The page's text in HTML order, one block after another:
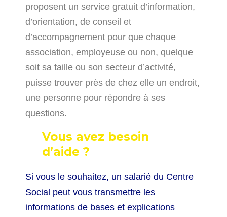
proposent un service gratuit d’information,
d’orientation, de conseil et
d’accompagnement pour que chaque
association, employeuse ou non, quelque
soit sa taille ou son secteur d’activité,
puisse trouver près de chez elle un endroit,
une personne pour répondre à ses
questions.
Vous avez besoin
d’aide ?
Si vous le souhaitez, un salarié du Centre
Social peut vous transmettre les
informations de bases et explications